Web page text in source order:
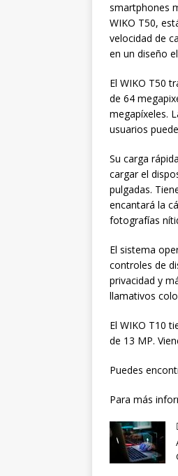
smartphones
WIKO T50,
velocidad de
en un diseño
El WIKO T50
de 64
megapíxeles.
usuarios
Su carga
cargar el
pulgadas.
encantará la
fotografías
El sistema
controles de
privacidad y
llamativos
El WIKO T10
de 13 MP.
Puedes
Para más